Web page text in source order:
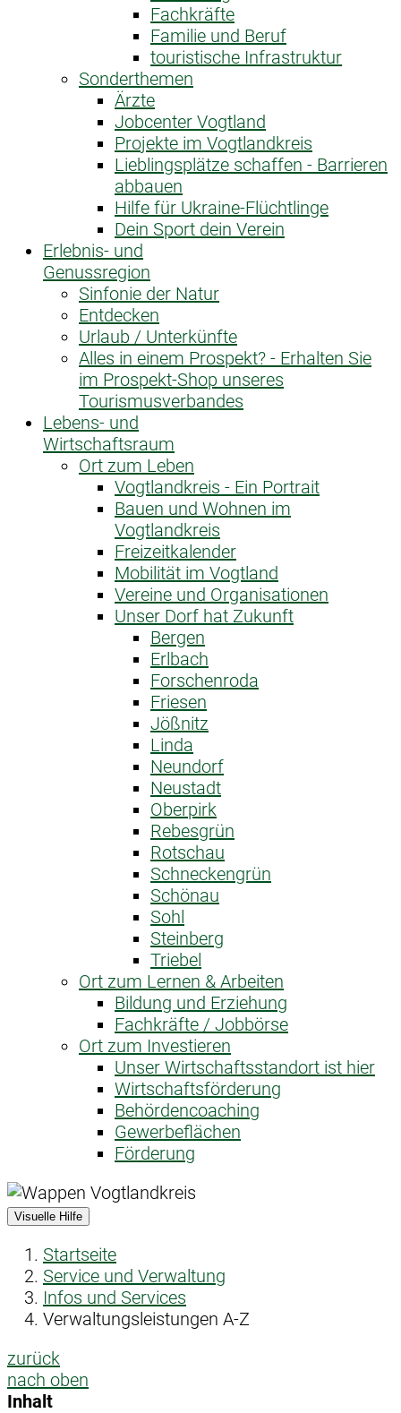
Fachkräfte
Familie und Beruf
touristische Infrastruktur
Sonderthemen
Ärzte
Jobcenter Vogtland
Projekte im Vogtlandkreis
Lieblingsplätze schaffen - Barrieren
abbauen
Hilfe für Ukraine-Flüchtlinge
Dein Sport dein Verein
Erlebnis- und
Genussregion
Sinfonie der Natur
Entdecken
Urlaub / Unterkünfte
Alles in einem Prospekt? - Erhalten Sie
im Prospekt-Shop unseres
Tourismusverbandes
Lebens- und
Wirtschaftsraum
Ort zum Leben
Vogtlandkreis - Ein Portrait
Bauen und Wohnen im
Vogtlandkreis
Freizeitkalender
Mobilität im Vogtland
Vereine und Organisationen
Unser Dorf hat Zukunft
Bergen
Erlbach
Forschenroda
Friesen
Jößnitz
Linda
Neundorf
Neustadt
Oberpirk
Rebesgrün
Rotschau
Schneckengrün
Schönau
Sohl
Steinberg
Triebel
Ort zum Lernen & Arbeiten
Bildung und Erziehung
Fachkräfte / Jobbörse
Ort zum Investieren
Unser Wirtschaftsstandort ist hier
Wirtschaftsförderung
Behördencoaching
Gewerbeflächen
Förderung
Visuelle Hilfe
Startseite
Service und Verwaltung
Infos und Services
Verwaltungsleistungen A-Z
zurück
nach oben
Inhalt